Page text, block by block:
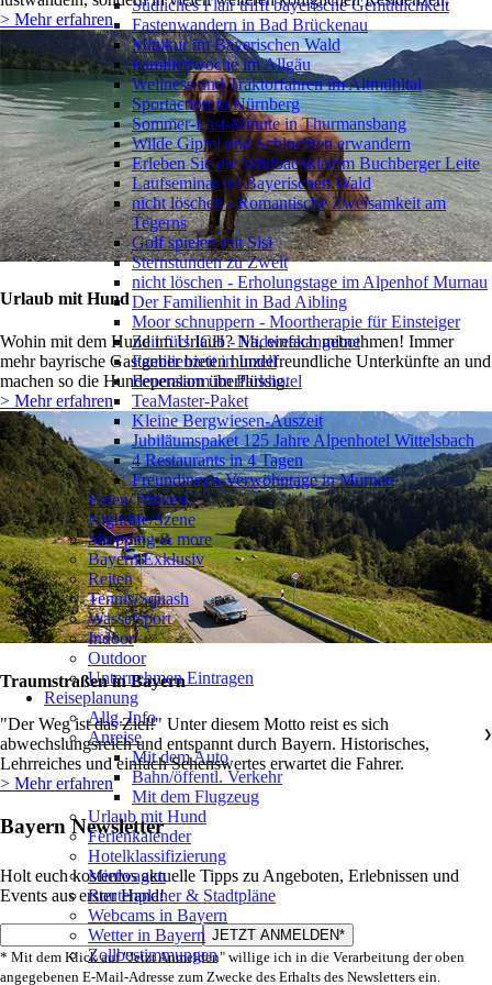
> Mehr erfahren
Urlaub mit Hund
Wohin mit dem Hund im Urlaub? Na, einfach mitnehmen! Immer
mehr bayrische Gastgeber bieten hundefreundliche Unterkünfte an und
machen so die Hundepension überflüssig.
> Mehr erfahren
Traumstraßen in Bayern
"Der Weg ist das Ziel!" Unter diesem Motto reist es sich
abwechslungsreich und entspannt durch Bayern. Historisches,
Lehrreiches und einfach Sehenswertes erwartet die Fahrer.
> Mehr erfahren
Bayern Newsletter
Holt euch kostenlos aktuelle Tipps zu Angeboten, Erlebnissen und
Events aus erster Hand!
* Mit dem Klick auf "Jetzt Anmelden" willige ich in die Verarbeitung der oben
angegebenen E-Mail-Adresse zum Zwecke des Erhalts des Newsletters ein.
Südliches Flair trifft bayerische Gemütlichkeit
Fastenwandern in Bad Brückenau
Minikur im Bayerischen Wald
Familienwoche im Allgäu
Wellness und Traktorfahren im Altmühltal
Sportaction in Nürnberg
Sommer-Last-Minute in Thurmansbang
Wilde Gipfel und Schluchten erwandern
Erleben Sie die Wildbachklamm Buchberger Leite
Laufseminar im Bayerischen Wald
nicht löschen - Romantische Zweisamkeit am
Tegerns
Golf spielen mit Sisi
Sternstunden zu Zweit
nicht löschen - Erholungstage im Alpenhof Murnau
Der Familienhit in Bad Aibling
Moor schnuppern - Moortherapie für Einsteiger
Zeit fürs ICH - Midweekangebot
Familienzeit in Inzell
Feueralarm im Parkhotel
TeaMaster-Paket
Kleine Bergwiesen-Auszeit
Jubiläumspaket 125 Jahre Alpenhotel Wittelsbach
4 Restaurants in 4 Tagen
Freundinnen-Verwöhntage in Murnau
Essen/Trinken
Nightlife/Szene
Shopping & more
Bayern Exklusiv
Reiten
Tennis/Squash
Wassersport
Indoor
Outdoor
Unternehmen Eintragen
Reiseplanung
Allg. Info
Anreise
❯
Mit dem Auto
Bahn/öffentl. Verkehr
Mit dem Flugzeug
Urlaub mit Hund
Ferienkalender
Hotelklassifizierung
Mietwagen
Routenplaner & Stadtpläne
Webcams in Bayern
Wetter in Bayern
Zollbestimmungen